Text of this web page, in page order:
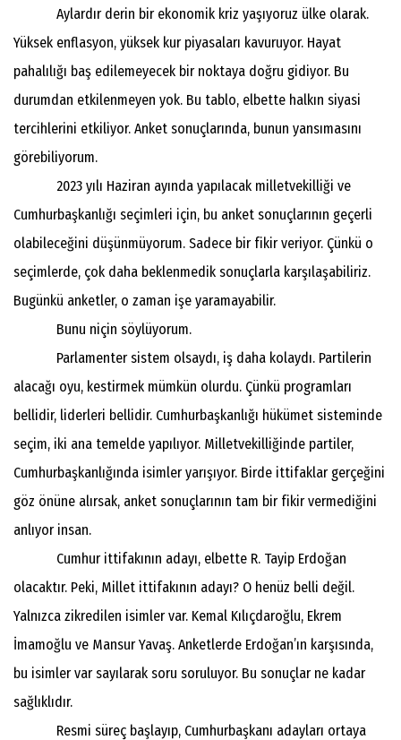
Aylardır derin bir ekonomik kriz yaşıyoruz ülke olarak.
Yüksek enflasyon, yüksek kur piyasaları kavuruyor. Hayat
pahalılığı baş edilemeyecek bir noktaya doğru gidiyor. Bu
durumdan etkilenmeyen yok. Bu tablo, elbette halkın siyasi
tercihlerini etkiliyor. Anket sonuçlarında, bunun yansımasını
görebiliyorum.
2023 yılı Haziran ayında yapılacak milletvekilliği ve
Cumhurbaşkanlığı seçimleri için, bu anket sonuçlarının geçerli
olabileceğini düşünmüyorum. Sadece bir fikir veriyor. Çünkü o
seçimlerde, çok daha beklenmedik sonuçlarla karşılaşabiliriz.
Bugünkü anketler, o zaman işe yaramayabilir.
Bunu niçin söylüyorum.
Parlamenter sistem olsaydı, iş daha kolaydı. Partilerin
alacağı oyu, kestirmek mümkün olurdu. Çünkü programları
bellidir, liderleri bellidir. Cumhurbaşkanlığı hükümet sisteminde
seçim, iki ana temelde yapılıyor. Milletvekilliğinde partiler,
Cumhurbaşkanlığında isimler yarışıyor. Birde ittifaklar gerçeğini
göz önüne alırsak, anket sonuçlarının tam bir fikir vermediğini
anlıyor insan.
Cumhur ittifakının adayı, elbette R. Tayip Erdoğan
olacaktır. Peki, Millet ittifakının adayı? O henüz belli değil.
Yalnızca zikredilen isimler var. Kemal Kılıçdaroğlu, Ekrem
İmamoğlu ve Mansur Yavaş. Anketlerde Erdoğan’ın karşısında,
bu isimler var sayılarak soru soruluyor. Bu sonuçlar ne kadar
sağlıklıdır.
Resmi süreç başlayıp, Cumhurbaşkanı adayları ortaya